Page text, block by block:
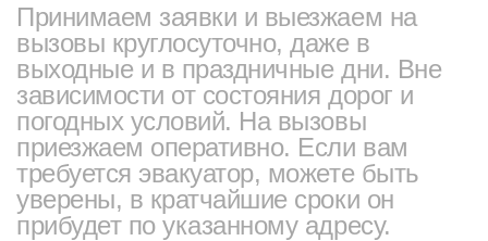
Принимаем заявки и выезжаем на
вызовы круглосуточно, даже в
выходные и в праздничные дни. Вне
зависимости от состояния дорог и
погодных условий. На вызовы
приезжаем оперативно. Если вам
требуется эвакуатор, можете быть
уверены, в кратчайшие сроки он
прибудет по указанному адресу.